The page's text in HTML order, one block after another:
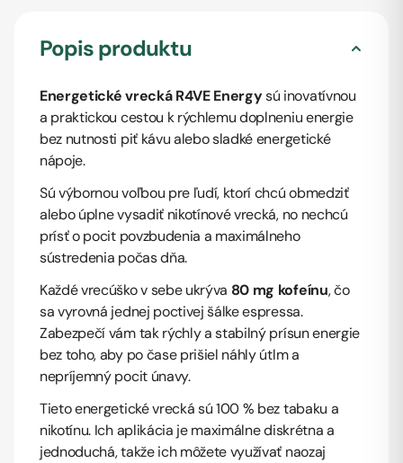
Popis produktu
Energetické vrecká R4VE Energysú inovatívnou
a praktickou cestou k rýchlemu doplneniu energie
bez nutnosti piť kávu alebo sladké energetické
nápoje.
Sú výbornou voľbou pre ľudí, ktorí chcú obmedziť
alebo úplne vysadiť nikotínové vrecká, no nechcú
prísť o pocit povzbudenia a maximálneho
sústredenia počas dňa.
Každé vrecúško v sebe ukrýva 80 mg kofeínu, čo
sa vyrovná jednej poctivej šálke espressa.
Zabezpečí vám tak rýchly a stabilný prísun energie
bez toho, aby po čase prišiel náhly útlm a
nepríjemný pocit únavy.
Tieto energetické vrecká sú 100 % bez tabaku a
nikotínu. Ich aplikácia je maximálne diskrétna a
jednoduchá, takže ich môžete využívať naozaj